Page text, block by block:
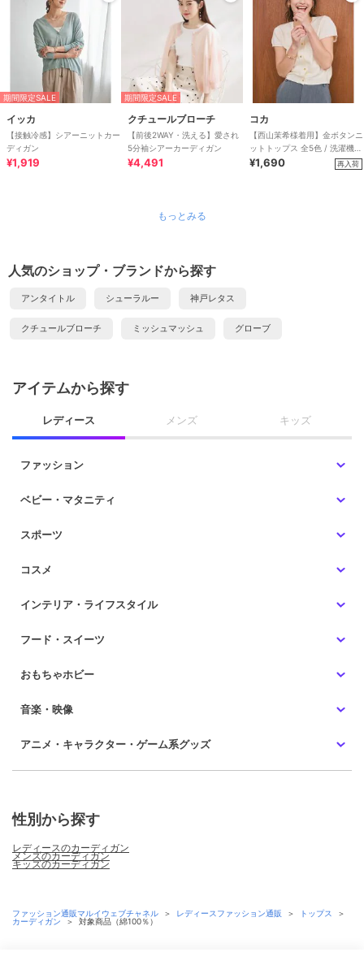
期間限定SALE
イッカ
【接触冷感】シアーニットカー
ディガン
¥1,919
期間限定SALE
クチュールブローチ
【前後2WAY・洗える】愛され
5分袖シアーカーディガン
¥4,491
コカ
【西山茉希様着用】金ボタンニ
ットトップス 全5色 / 洗濯機
OK
¥1,690 再入荷
もっとみる
人気のショップ・ブランドから探す
アンタイトル シューラルー 神戸レタス
クチュールブローチ ミッシュマッシュ グローブ
アイテムから探す
レディース メンズ キッズ
ファッション
ベビー・マタニティ
スポーツ
コスメ
インテリア・ライフスタイル
フード・スイーツ
おもちゃホビー
音楽・映像
アニメ・キャラクター・ゲーム系グッズ
性別から探す
レディースのカーディガン
メンズのカーディガン
キッズのカーディガン
ファッション通販マルイウェブチャネル ＞ レディースファッション通販 ＞ トップス
＞
カーディガン
＞ 対象商品（綿100％）